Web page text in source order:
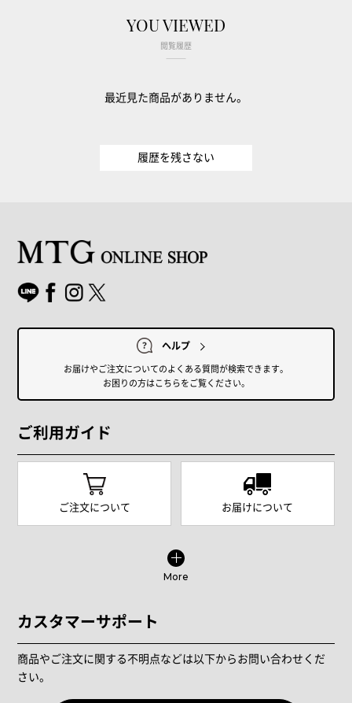
YOU VIEWED
閲覧履歴
最近見た商品がありません。
履歴を残さない
ヘルプ
お届けやご注文についてのよくある質問が検索できます。
お困りの方はこちらをご覧ください。
ご利用ガイド
ご注文について お届けについて
More
カスタマーサポート
商品やご注文に関する不明点などは以下からお問い合わせくだ
さい。